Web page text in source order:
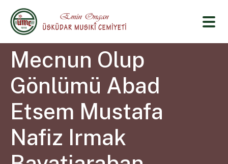
Mecnun Olup
Gönlümü Abad
Etsem Mustafa
Nafiz Irmak